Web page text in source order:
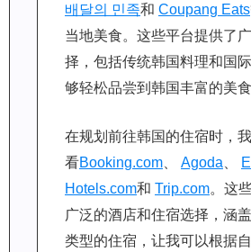
배달의 민족和 Coupang Eats
当地美食。这些平台提供了
择，包括传统韩国料理和国
够轻松品尝到韩国丰富的美食
在规划前往韩国的住宿时，
看Booking.com Agoda
Hotels.com和 Trip.com。这
广泛的酒店和住宿选择，涵
类型的住宿，让我可以根据